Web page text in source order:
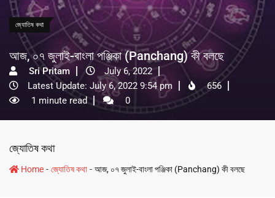
জ্যোতিষ কথা
আজ, ০৭ জুলাই-বাংলা পঞ্জিকা (Panchang) কী বলছে
Sri Pritam
July 6, 2022
Latest Update: July 6, 2022 9:54 pm
656
1 minute read
0
জ্যোতিষ কথা
Home - জ্যোতিষ কথা - আজ, ০৭ জুলাই-বাংলা পঞ্জিকা (Panchang) কী বলছে